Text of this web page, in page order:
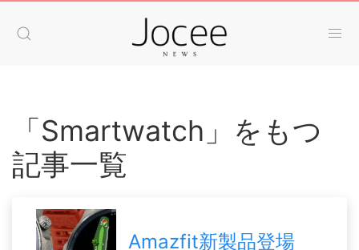
「Smartwatch」をもつ
記事一覧
Amazfit新製品登場